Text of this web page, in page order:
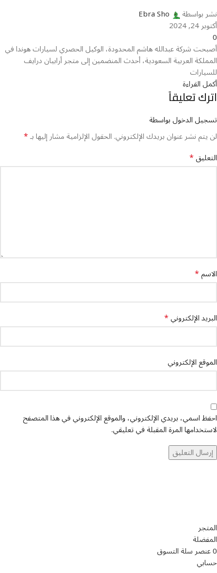
نشر بواسطة Ebra Sho
أكتوبر 24, 2024
0
أصبحت شركة عبدالله هاشم المحدودة، الوكيل الحصري لسيارات هوندا في
المملكة العربية السعودية، أحدث المنضمين إلى متجر أرابيان درايف
للسيارات
أكمل القراءة
اترك تعليقاً
تسجيل الدخول بواسطة
لن يتم نشر عنوان بريدك الإلكتروني.الحقول الإلزامية مشار إليها بـ*
التعليق*
الاسم*
البريد الإلكتروني*
الموقع الإلكتروني
احفظ اسمي، بريدي الإلكتروني، والموقع الإلكتروني في هذا المتصفح
لاستخدامها المرة المقبلة في تعليقي.
المتجر
المفضلة
0عنصرسلة التسوق
حسابي